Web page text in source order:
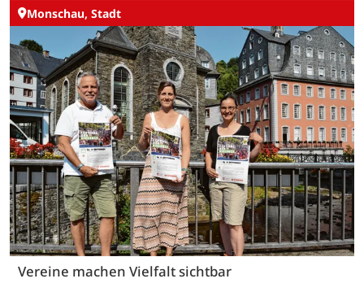
Monschau, Stadt
Vereine machen Vielfalt sichtbar